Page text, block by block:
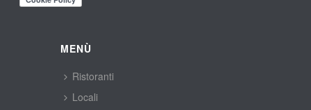
MENÙ
Ristoranti
Locali